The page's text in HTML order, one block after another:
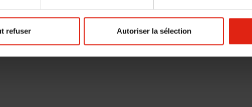
refuser Autoriser la sélection